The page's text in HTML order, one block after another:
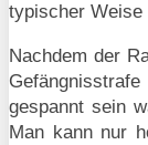
typischer Weise
Nachdem der
gespannt sein
Man kann nur